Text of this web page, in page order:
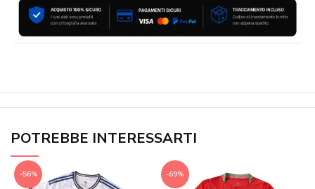
POTREBBE INTERESSARTI
-56% -69%